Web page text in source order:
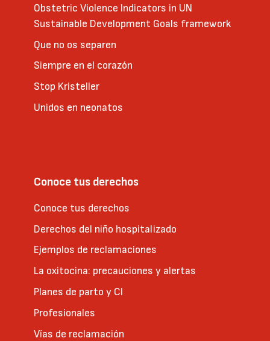
Obstetric Violence Indicators in UN
Sustainable Development Goals framework
Que no os separen
Siempre en el corazón
Stop Kristeller
Unidos en neonatos
Conoce tus derechos
Conoce tus derechos
Derechos del niño hospitalizado
Ejemplos de reclamaciones
La oxitocina: precauciones y alertas
Planes de parto y CI
Profesionales
Vías de reclamación